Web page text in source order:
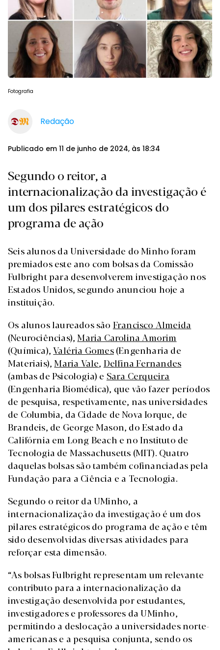
Fotografia
Redação
Publicado em 11 de junho de 2024, às 18:34
Segundo o reitor, a
internacionalização da investigação é
um dos pilares estratégicos do
programa de ação
Seis alunos da Universidade do Minho foram
premiados este ano com bolsas da Comissão
Fulbright para desenvolverem investigação nos
Estados Unidos, segundo anunciou hoje a
instituição.
Os alunos laureados são Francisco Almeida
(Neurociências), Maria Carolina Amorim
(Química),Valéria Gomes(Engenharia de
Materiais), Maria Vale, Delfina Fernandes
(ambas de Psicologia) e Sara Cerqueira
(Engenharia Biomédica), que vão fazer períodos
de pesquisa, respetivamente, nas universidades
de Columbia, da Cidade de Nova Iorque, de
Brandeis, de George Mason, do Estado da
Califórnia em Long Beach e no Instituto de
Tecnologia de Massachusetts (MIT). Quatro
daquelas bolsas são também cofinanciadas pela
Fundação para a Ciência e a Tecnologia.
Segundo o reitor da UMinho, a
internacionalização da investigação é um dos
pilares estratégicos do programa de ação e têm
sido desenvolvidas diversas atividades para
reforçar esta dimensão.
“As bolsas Fulbright representam um relevante
contributo para a internacionalização da
investigação desenvolvida por estudantes,
investigadores e professores da UMinho,
permitindo a deslocação a universidades norte-
americanas e a pesquisa conjunta, sendo os